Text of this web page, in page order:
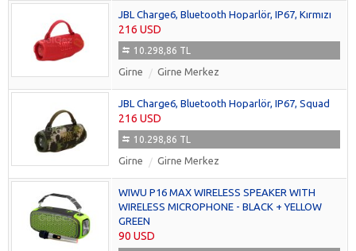
JBL Charge6, Bluetooth Hoparlör, IP67, Kırmızı
216 USD
10.298,86 TL
Girne Girne Merkez
JBL Charge6, Bluetooth Hoparlör, IP67, Squad
216 USD
10.298,86 TL
Girne Girne Merkez
WIWU P16 MAX WIRELESS SPEAKER WITH
WIRELESS MICROPHONE - BLACK + YELLOW
GREEN
90 USD